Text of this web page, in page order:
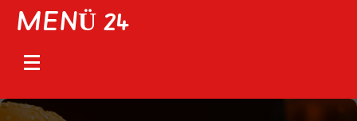
SkipMENÜ 24